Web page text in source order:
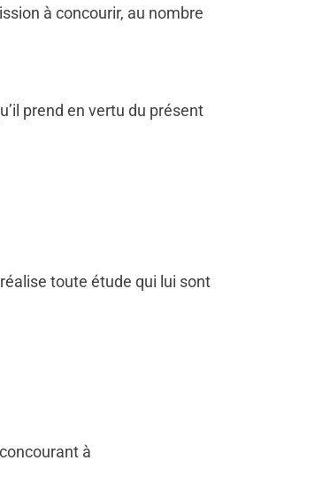
à concourir, au nombre
prend en vertu du présent
toute étude qui lui sont
à